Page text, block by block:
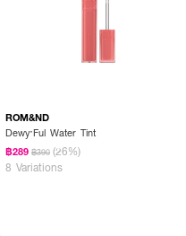
ROM&ND
Dewy·Ful Water Tint
฿289 ฿390 (26%)
8 Variations